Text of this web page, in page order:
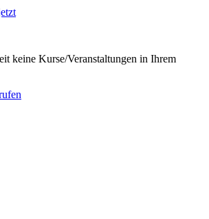
keine Kurse/Veranstaltungen in Ihrem